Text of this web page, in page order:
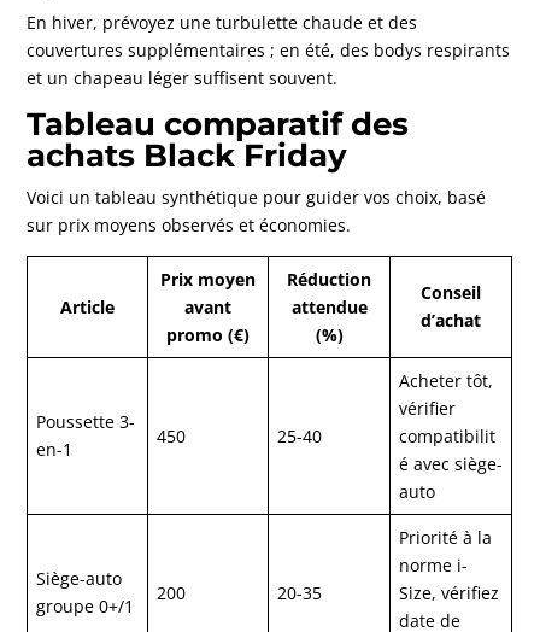
En hiver, prévoyez une turbulette chaude et des
couvertures supplémentaires ; en été, des bodys respirants
et un chapeau léger suffisent souvent.
Tableau comparatif des
achats Black Friday
Voici un tableau synthétique pour guider vos choix, basé
sur prix moyens observés et économies.
Article
Prix moyen
avant
promo (€)
Réduction
attendue
(%)
Conseil
d’achat
Poussette 3-
en-1
450 25-40
Acheter tôt,
vérifier
compatibilit
é avec siège-
auto
Siège-auto
groupe 0+/1
200 20-35
Priorité à la
norme i-
Size, vérifiez
date de